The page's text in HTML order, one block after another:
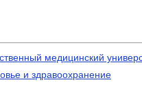
медицинский
и здравоохранение